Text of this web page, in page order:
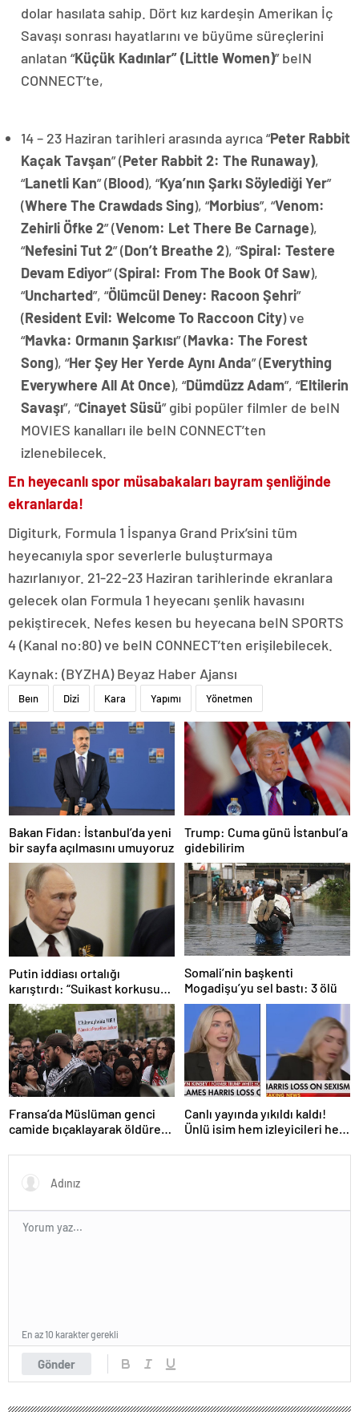
dolar hasılata sahip. Dört kız kardeşin Amerikan İç
Savaşı sonrası hayatlarını ve büyüme süreçlerini
anlatan “Küçük Kadınlar” (Little Women)” beIN
CONNECT’te,
14 – 23 Haziran tarihleri arasında ayrıca “Peter Rabbit
Kaçak Tavşan” (Peter Rabbit 2: The Runaway),
“Lanetli Kan” (Blood), “Kya’nın Şarkı Söylediği Yer”
(Where The Crawdads Sing), “Morbius”, “Venom:
Zehirli Öfke 2” (Venom: Let There Be Carnage),
“Nefesini Tut 2” (Don’t Breathe 2), “Spiral: Testere
Devam Ediyor” (Spiral: From The Book Of Saw),
“Uncharted”, “Ölümcül Deney: Racoon Şehri”
(Resident Evil: Welcome To Raccoon City) ve
“Mavka: Ormanın Şarkısı” (Mavka: The Forest
Song), “Her Şey Her Yerde Aynı Anda” (Everything
Everywhere All At Once), “Dümdüzz Adam”, “Eltilerin
Savaşı”, “Cinayet Süsü” gibi popüler filmler de beIN
MOVIES kanalları ile beIN CONNECT’ten
izlenebilecek.
En heyecanlı spor müsabakaları bayram şenliğinde
ekranlarda!
Digiturk, Formula 1 İspanya Grand Prix’sini tüm
heyecanıyla spor severlerle buluşturmaya
hazırlanıyor. 21-22-23 Haziran tarihlerinde ekranlara
gelecek olan Formula 1 heyecanı şenlik havasını
pekiştirecek. Nefes kesen bu heyecana beIN SPORTS
4 (Kanal no:80) ve beIN CONNECT’ten erişilebilecek.
Kaynak: (BYZHA) Beyaz Haber Ajansı
Beın Dizi Kara Yapımı Yönetmen
Bakan Fidan: İstanbul’da yeni
bir sayfa açılmasını umuyoruz
Trump: Cuma günü İstanbul’a
gidebilirim
Putin iddiası ortalığı
karıştırdı: “Suikast korkusu
eve kapattı”
Somali’nin başkenti
Mogadişu’yu sel bastı: 3 ölü
Fransa’da Müslüman genci
camide bıçaklayarak öldüren
Canlı yayında yıkıldı kaldı!
Ünlü isim hem izleyicileri hem
Gönder
En az 10 karakter gerekli